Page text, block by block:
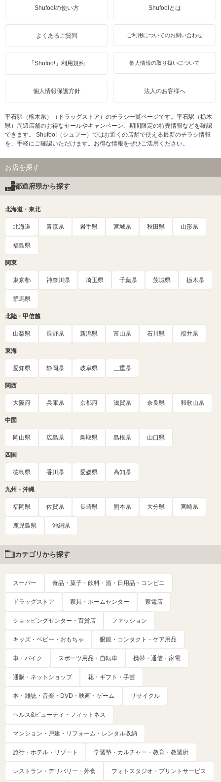
Shufoo!の使い方 Shufoo!とは
よくあるご質問 ご利用についてのお問い合わせ
「Shufoo!」利用規約 個人情報の取り扱いについて
個人情報保護方針 法人のお客様へ
平石駅（栃木県）（ドラッグストア）のチラシ一覧ページです。平石駅（栃木
県）周辺店舗のお得なセールやキャンペーン、期間限定の特売情報などを確認
できます。 Shufoo!（シュフー）ではお近くの店舗で使える最新のチラシ情報
を、手軽にご確認いただけます。お得な情報をぜひご活用ください。
お店を探す
都道府県から探す
北海道・東北
北海道 青森県 岩手県 宮城県 秋田県 山形県
福島県
関東
東京都 神奈川県 埼玉県 千葉県 茨城県 栃木県
群馬県
北陸・甲信越
山梨県 長野県 新潟県 富山県 石川県 福井県
東海
愛知県 静岡県 岐阜県 三重県
関西
大阪府 兵庫県 京都府 滋賀県 奈良県 和歌山県
中国
岡山県 広島県 鳥取県 島根県 山口県
四国
徳島県 香川県 愛媛県 高知県
九州・沖縄
福岡県 佐賀県 長崎県 熊本県 大分県 宮崎県
鹿児島県 沖縄県
カテゴリから探す
スーパー 食品・菓子・飲料・酒・日用品・コンビニ
ドラッグストア 家具・ホームセンター 家電店
ショッピングセンター・百貨店 ファッション
キッズ・ベビー・おもちゃ 眼鏡・コンタクト・ケア用品
車・バイク スポーツ用品・自転車 携帯・通信・家電
通販・ネットショップ 花・ギフト・手芸
本・雑誌・音楽・DVD・映画・ゲーム リサイクル
ヘルス&ビューティ・フィットネス
マンション・戸建・リフォーム・レンタル収納
旅行・ホテル・リゾート 学習塾・カルチャー・教育・教習所
レストラン・デリバリー・外食 フォトスタジオ・プリントサービス